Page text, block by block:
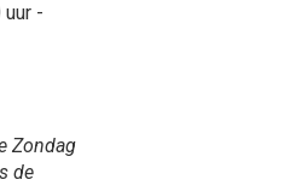
-
Zondag
de